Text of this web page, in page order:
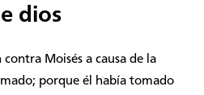
dios
Moisés a causa de la
porque él había tomado